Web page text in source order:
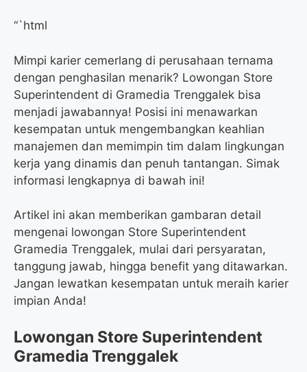
“`html
Mimpi karier cemerlang di perusahaan ternama
dengan penghasilan menarik? Lowongan Store
Superintendent di Gramedia Trenggalek bisa
menjadi jawabannya! Posisi ini menawarkan
kesempatan untuk mengembangkan keahlian
manajemen dan memimpin tim dalam lingkungan
kerja yang dinamis dan penuh tantangan. Simak
informasi lengkapnya di bawah ini!
Artikel ini akan memberikan gambaran detail
mengenai lowongan Store Superintendent
Gramedia Trenggalek, mulai dari persyaratan,
tanggung jawab, hingga benefit yang ditawarkan.
Jangan lewatkan kesempatan untuk meraih karier
impian Anda!
Lowongan Store Superintendent
Gramedia Trenggalek